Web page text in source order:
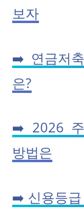
보자
➡️ 연금저
은?
➡️ 2026 주
방법은
➡️ 신용등급